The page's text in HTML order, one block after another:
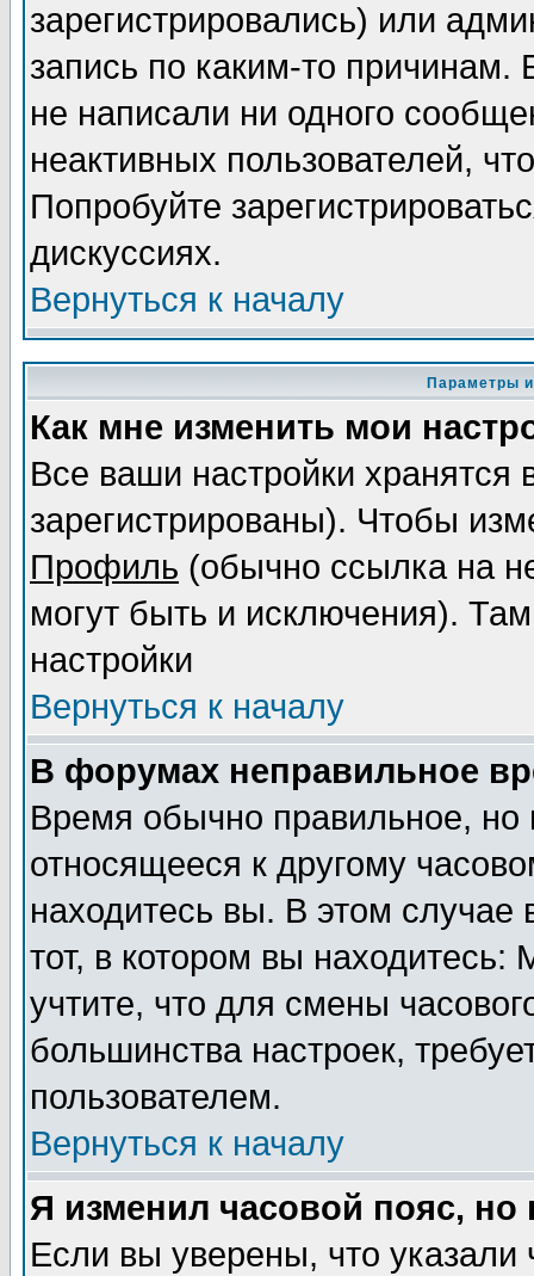
зарегистрировались) или
запись по каким-то
не написали ни одного
неактивных пользователей,
Попробуйте
дискуссиях.
Вернуться к началу
Параметры
Как мне изменить мои
Все ваши настройки
зарегистрированы). Чтобы
Профиль (обычно ссылка на
могут быть и исключения).
настройки
Вернуться к началу
В форумах неправильное
Время обычно правильное,
относящееся к другому
находитесь вы. В этом
тот, в котором вы
учтите, что для смены
большинства настроек,
пользователем.
Вернуться к началу
Я изменил часовой пояс,
Если вы уверены, что указали